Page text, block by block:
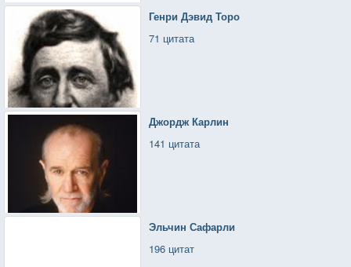
Генри Дэвид Торо
71 цитата
Джордж Карлин
141 цитата
Эльчин Сафарли
196 цитат